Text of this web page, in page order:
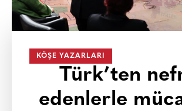
KÖŞE YAZARLARI
Türk’ten
edenlerle